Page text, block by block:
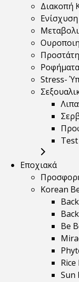
Διακοπή
Stress-
Εποχιακά
Korean
Be
Sun